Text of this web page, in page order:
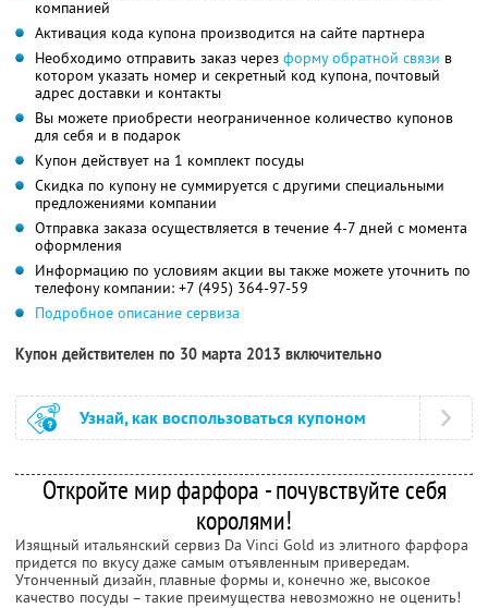
компанией
Активация кода купона производится на сайте партнера
Необходимо отправить заказ через форму обратной связи в
котором указать номер и секретный код купона, почтовый
адрес доставки и контакты
Вы можете приобрести неограниченное количество купонов
для себя и в подарок
Купон действует на 1 комплект посуды
Скидка по купону не суммируется с другими специальными
предложениями компании
Отправка заказа осуществляется в течение 4-7 дней с момента
оформления
Информацию по условиям акции вы также можете уточнить по
телефону компании: +7 (495) 364-97-59
Подробное описание сервиза
Купон действителен по 30 марта 2013 включительно
Узнай, как воспользоваться купоном
Откройте мир фарфора - почувствуйте себя
королями!
Изящный итальянский сервиз Da Vinci Gold из элитного фарфора
придется по вкусу даже самым отъявленным привередам.
Утонченный дизайн, плавные формы и, конечно же, высокое
качество посуды – такие преимущества невозможно не оценить!